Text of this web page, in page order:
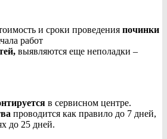
и сроки проведения починки
работ
выявляются еще неполадки –
в сервисном центре.
проводится как правило до 7 дней,
до 25 дней.